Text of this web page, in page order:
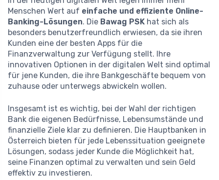
Menschen Wert auf einfache und effiziente Online-
Banking-Lösungen. Die Bawag PSK hat sich als
besonders benutzerfreundlich erwiesen, da sie ihren
Kunden eine der besten Apps für die
Finanzverwaltung zur Verfügung stellt. Ihre
innovativen Optionen in der digitalen Welt sind optimal
für jene Kunden, die ihre Bankgeschäfte bequem von
zuhause oder unterwegs abwickeln wollen.
Insgesamt ist es wichtig, bei der Wahl der richtigen
Bank die eigenen Bedürfnisse, Lebensumstände und
finanzielle Ziele klar zu definieren. Die Hauptbanken in
Österreich bieten für jede Lebenssituation geeignete
Lösungen, sodass jeder Kunde die Möglichkeit hat,
seine Finanzen optimal zu verwalten und sein Geld
effektiv zu investieren.